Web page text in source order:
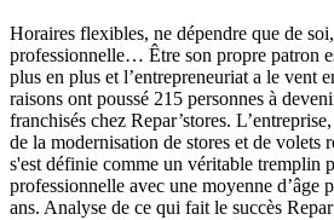
Horaires flexibles, ne dépendre que de
professionnelle… Être son propre patron
plus en plus et l’entrepreneuriat a le vent
raisons ont poussé 215 personnes à
franchisés chez Repar’stores.
de la modernisation de stores et de volets
s'est définie comme un véritable tremplin
professionnelle avec une moyenne d’âge
ans. Analyse de ce qui fait le succès